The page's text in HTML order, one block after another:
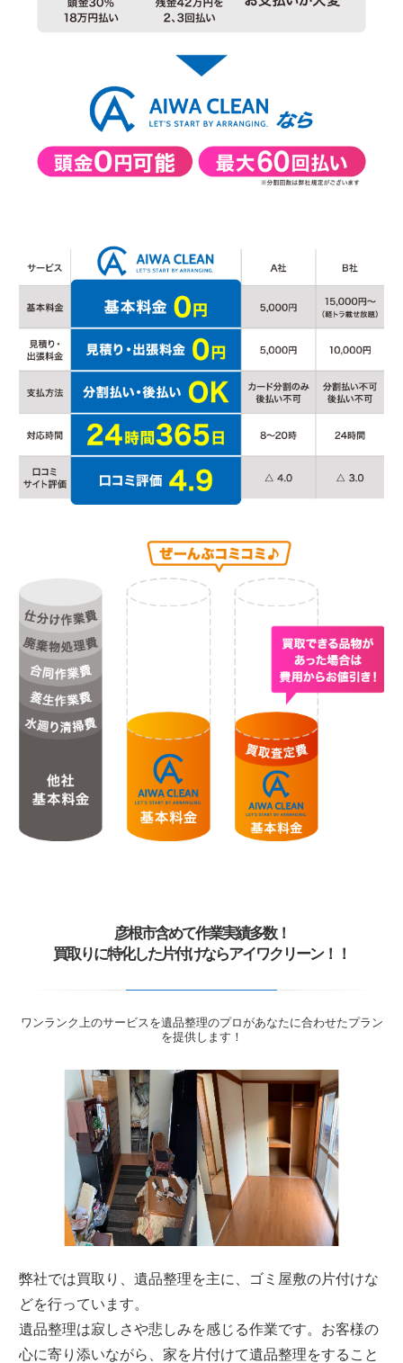
彦根市含めて作業実績多数！
買取りに特化した片付けならアイワクリーン！！
ワンランク上のサービスを遺品整理のプロがあなたに合わせたプラン
を提供します！
弊社では買取り、遺品整理を主に、ゴミ屋敷の片付けな
どを行っています。
遺品整理は寂しさや悲しみを感じる作業です。お客様の
心に寄り添いながら、家を片付けて遺品整理をすること